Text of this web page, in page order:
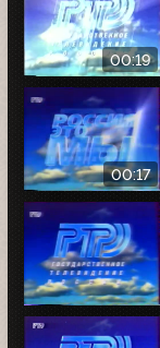
00:19
00:17